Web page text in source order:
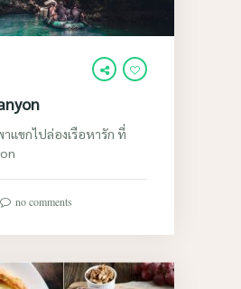
แขกไปล่องเรือหารัก ที่
no comments